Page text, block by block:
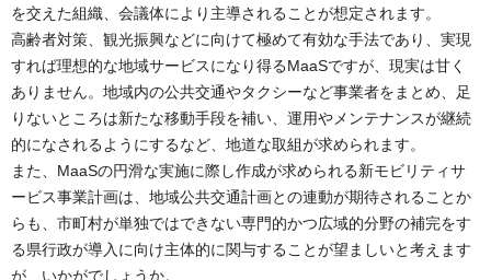
を交えた組織、会議体により主導されることが想定されます。
高齢者対策、観光振興などに向けて極めて有効な手法であり、実現
すれば理想的な地域サービスになり得るMaaSですが、現実は甘く
ありません。地域内の公共交通やタクシーなど事業者をまとめ、足
りないところは新たな移動手段を補い、運用やメンテナンスが継続
的になされるようにするなど、地道な取組が求められます。
また、MaaSの円滑な実施に際し作成が求められる新モビリティサ
ービス事業計画は、地域公共交通計画との連動が期待されることか
らも、市町村が単独ではできない専門的かつ広域的分野の補完をす
る県行政が導入に向け主体的に関与することが望ましいと考えます
が、いかがでしょうか。